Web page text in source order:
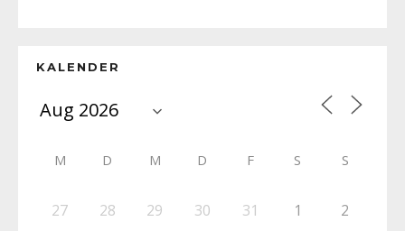
KALENDER
M D M D F S S
27 28 29 30 31 1 2